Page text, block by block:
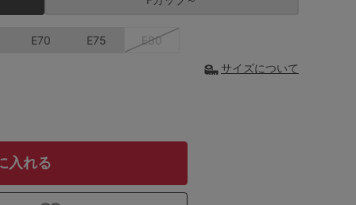
E70 E75 E80
サイズについて
入れる